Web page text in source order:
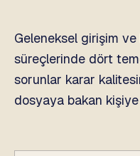
Geleneksel girişim
süreçlerinde dört
sorunlar karar
dosyaya bakan kişiye